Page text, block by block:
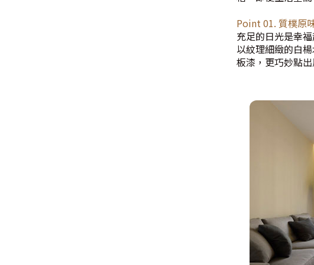
Point 01. 質樸原
充足的日光是幸
以紋理細緻的白
板漆，更巧妙點